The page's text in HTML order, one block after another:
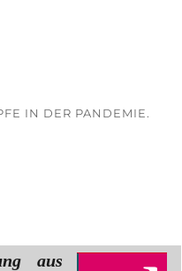
IN DER PANDEMIE.
aus